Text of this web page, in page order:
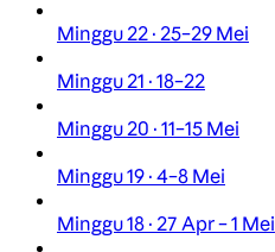
Minggu 22 · 25–29 Mei
Minggu 21 · 18–22
Minggu 20 · 11–15 Mei
Minggu 19 · 4–8 Mei
Minggu 18 · 27 Apr – 1 Mei